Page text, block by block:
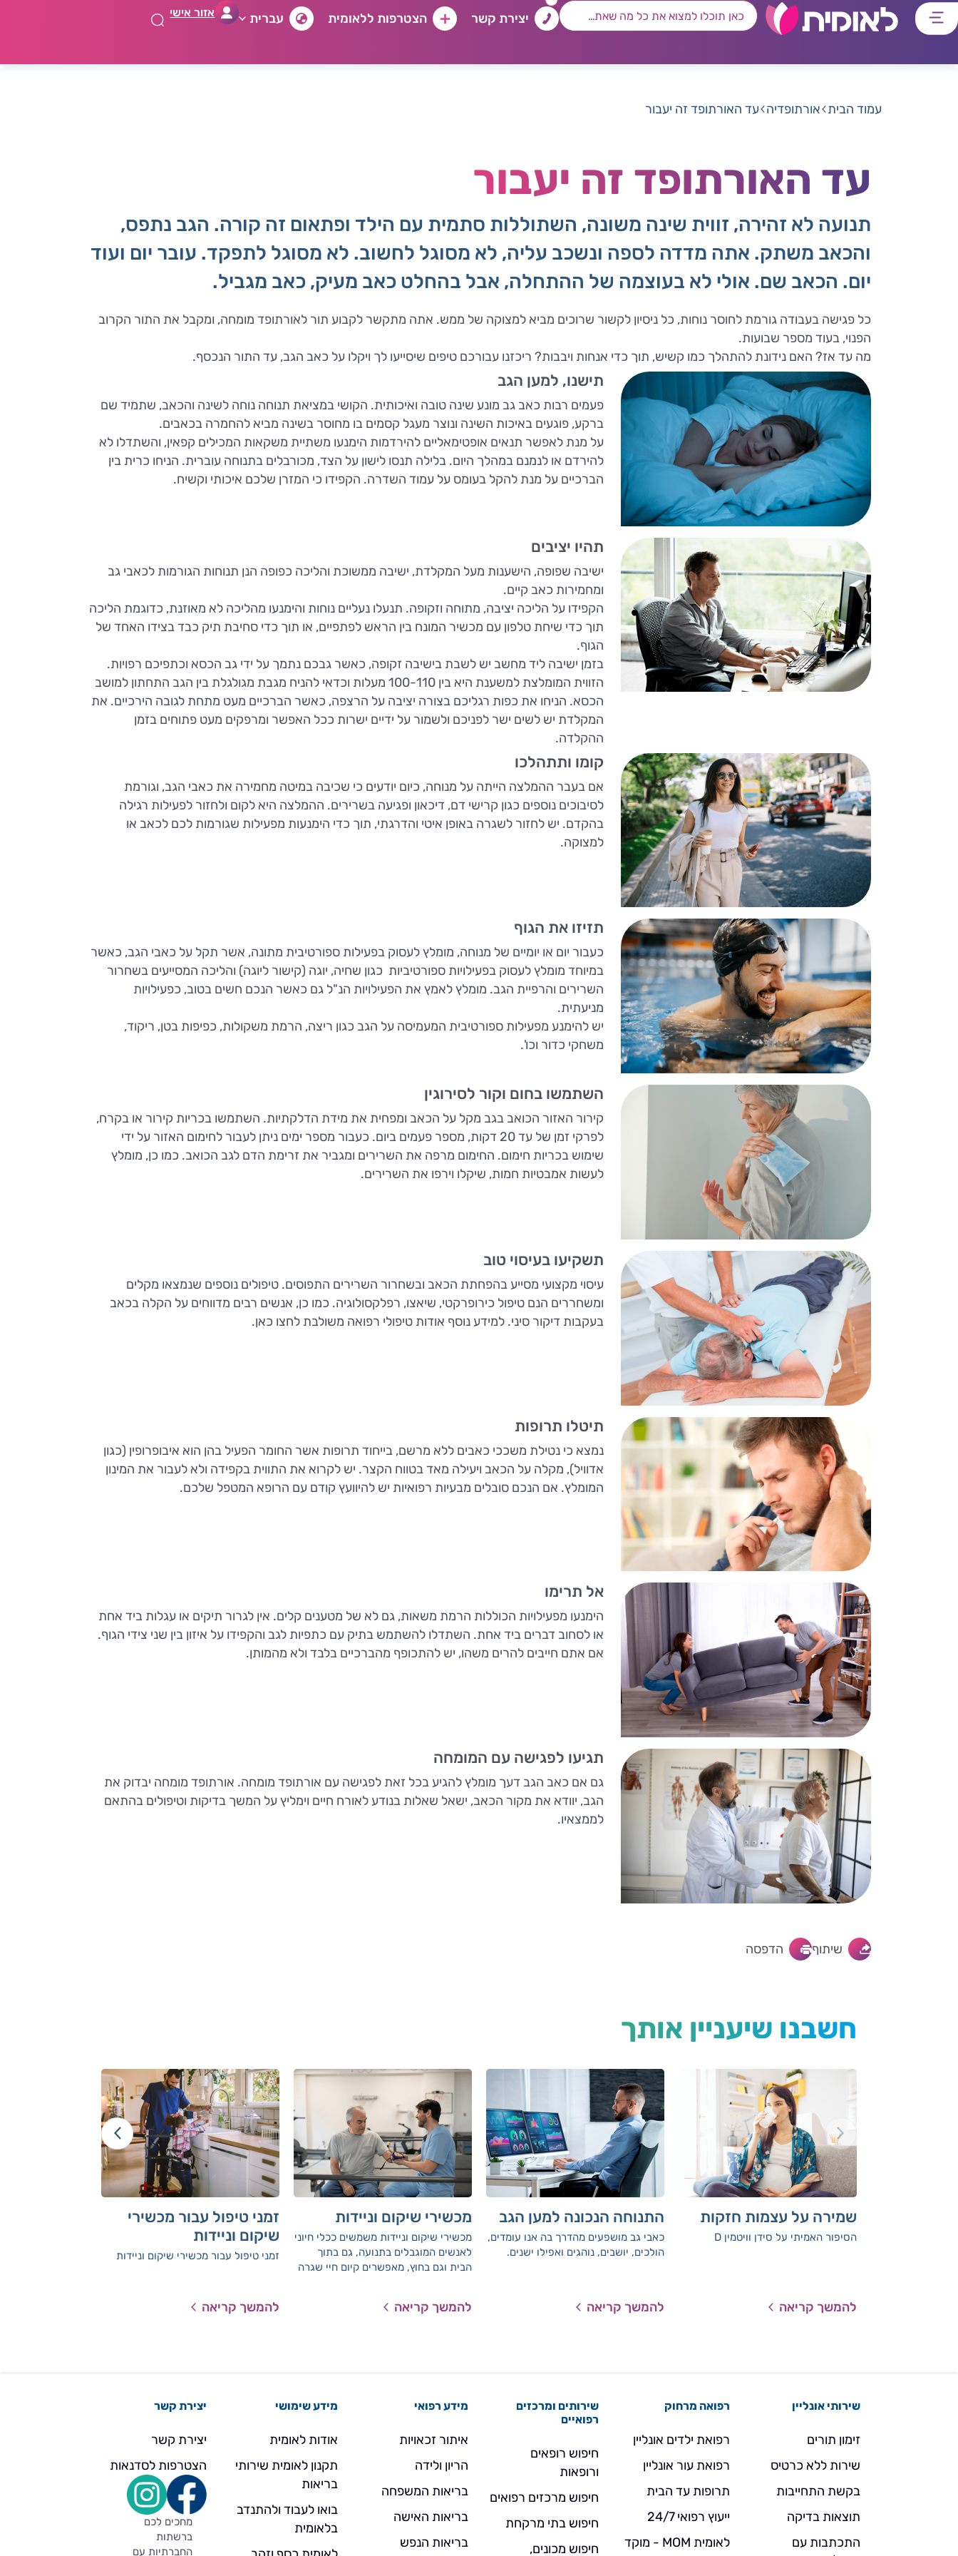
דלג
דלג
דלג
דלג
יצירת קשר הצטרפות ללאומית עברית אזור אישי
עמוד הבית אורתופדיה עד האורתופד זה יעבור
עד האורתופד זה יעבור
תנועה לא זהירה, זווית שינה משונה, השתוללות סתמית עם הילד ופתאום זה קורה. הגב נתפס,
והכאב משתק. אתה מדדה לספה ונשכב עליה, לא מסוגל לחשוב. לא מסוגל לתפקד. עובר יום ועוד
יום. הכאב שם. אולי לא בעוצמה של ההתחלה, אבל בהחלט כאב מעיק, כאב מגביל.
כל פגישה בעבודה גורמת לחוסר נוחות, כל ניסיון לקשור שרוכים מביא למצוקה של ממש. אתה מתקשר לקבוע תור לאורתופד מומחה, ומקבל את התור הקרוב
הפנוי, בעוד מספר שבועות.
מה עד אז? האם נידונת להתהלך כמו קשיש, תוך כדי אנחות ויבבות? ריכזנו עבורכם טיפים שיסייעו לך ויקלו על כאב הגב, עד התור הנכסף.
תישנו, למען הגב
פעמים רבות כאב גב מונע שינה טובה ואיכותית. הקושי במציאת תנוחה נוחה לשינה והכאב, שתמיד שם
ברקע, פוגעים באיכות השינה ונוצר מעגל קסמים בו מחוסר בשינה מביא להחמרה בכאבים.
על מנת לאפשר תנאים אופטימאליים להירדמות הימנעו משתיית משקאות המכילים קפאין, והשתדלו לא
להירדם או לנמנם במהלך היום. בלילה תנסו לישון על הצד, מכורבלים בתנוחה עוברית. הניחו כרית בין
הברכיים על מנת להקל בעומס על עמוד השדרה. הקפידו כי המזרן שלכם איכותי וקשיח.
תהיו יציבים
ישיבה שפופה, הישענות מעל המקלדת, ישיבה ממשוכת והליכה כפופה הנן תנוחות הגורמות לכאבי גב
ומחמירות כאב קיים.
הקפידו על הליכה יציבה, מתוחה וזקופה. תנעלו נעליים נוחות והימנעו מהליכה לא מאוזנת, כדוגמת הליכה
תוך כדי שיחת טלפון עם מכשיר המונח בין הראש לפתפיים, או תוך כדי סחיבת תיק כבד בצידו האחד של
הגוף.
בזמן ישיבה ליד מחשב יש לשבת בישיבה זקופה, כאשר גבכם נתמך על ידי גב הכסא וכתפיכם רפויות.
הזווית המומלצת למשענת היא בין 100-110 מעלות וכדאי להניח מגבת מגולגלת בין הגב התחתון למושב
הכסא. הניחו את כפות רגליכם בצורה יציבה על הרצפה, כאשר הברכיים מעט מתחת לגובה הירכיים. את
המקלדת יש לשים ישר לפניכם ולשמור על ידיים ישרות ככל האפשר ומרפקים מעט פתוחים בזמן
ההקלדה.
קומו ותתהלכו
אם בעבר ההמלצה הייתה על מנוחה, כיום יודעים כי שכיבה במיטה מחמירה את כאבי הגב, וגורמת
לסיבוכים נוספים כגון קרישי דם, דיכאון ופגיעה בשרירים. ההמלצה היא לקום ולחזור לפעילות רגילה
בהקדם. יש לחזור לשגרה באופן איטי והדרגתי, תוך כדי הימנעות מפעילות שגורמות לכם לכאב או
למצוקה.
תזיזו את הגוף
כעבור יום או יומיים של מנוחה, מומלץ לעסוק בפעילות ספורטיבית מתונה, אשר תקל על כאבי הגב, כאשר
במיוחד מומלץ לעסוק בפעילויות ספורטיביות כגון שחיה, יוגה (קישור ליוגה) והליכה המסייעים בשחרור
השרירים והרפיית הגב. מומלץ לאמץ את הפעילויות הנ"ל גם כאשר הנכם חשים בטוב, כפעילויות
מניעתית.
יש להימנע מפעילות ספורטיבית המעמיסה על הגב כגון ריצה, הרמת משקולות, כפיפות בטן, ריקוד,
משחקי כדור וכו'.
השתמשו בחום וקור לסירוגין
קירור האזור הכואב בגב מקל על הכאב ומפחית את מידת הדלקתיות. השתמשו בכריות קירור או בקרח,
לפרקי זמן של עד 20 דקות, מספר פעמים ביום. כעבור מספר ימים ניתן לעבור לחימום האזור על ידי
שימוש בכריות חימום. החימום מרפה את השרירים ומגביר את זרימת הדם לגב הכואב. כמו כן, מומלץ
לעשות אמבטיות חמות, שיקלו וירפו את השרירים.
תשקיעו בעיסוי טוב
עיסוי מקצועי מסייע בהפחתת הכאב ובשחרור השרירים התפוסים. טיפולים נוספים שנמצאו מקלים
ומשחררים הנם טיפול כירופרקטי, שיאצו, רפלקסולוגיה. כמו כן, אנשים רבים מדווחים על הקלה בכאב
בעקבות דיקור סיני. למידע נוסף אודות טיפולי רפואה משולבת לחצו כאן.
תיטלו תרופות
נמצא כי נטילת משככי כאבים ללא מרשם, בייחוד תרופות אשר החומר הפעיל בהן הוא איבופרופין (כגון
אדוויל), מקלה על הכאב ויעילה מאד בטווח הקצר. יש לקרוא את התווית בקפידה ולא לעבור את המינון
המומלץ. אם הנכם סובלים מבעיות רפואיות יש להיוועץ קודם עם הרופא המטפל שלכם.
אל תרימו
הימנעו מפעילויות הכוללות הרמת משאות, גם לא של מטענים קלים. אין לגרור תיקים או עגלות ביד אחת
או לסחוב דברים ביד אחת. השתדלו להשתמש בתיק עם כתפיות לגב והקפידו על איזון בין שני צידי הגוף.
אם אתם חייבים להרים משהו, יש להתכופף מהברכיים בלבד ולא מהמותן.
תגיעו לפגישה עם המומחה
גם אם כאב הגב דעך מומלץ להגיע בכל זאת לפגישה עם אורתופד מומחה. אורתופד מומחה יבדוק את
הגב, יוודא את מקור הכאב, ישאל שאלות בנודע לאורח חיים וימליץ על המשך בדיקות וטיפולים בהתאם
לממצאיו.
שיתוף הדפסה
חשבנו שיעניין אותך
שמירה על עצמות חזקות
הסיפור האמיתי על סידן וויטמין D
להמשך קריאה
התנוחה הנכונה למען הגב
כאבי גב מושפעים מהדרך בה אנו עומדים,
הולכים, יושבים, נוהגים ואפילו ישנים.
להמשך קריאה
מכשירי שיקום וניידות
מכשירי שיקום וניידות משמשים ככלי חיוני
לאנשים המוגבלים בתנועה, גם בתוך
הבית וגם בחוץ, מאפשרים קיום חיי שגרה
השתלבותם בחברה.
להמשך קריאה
זמני טיפול עבור מכשירי
שיקום וניידות
זמני טיפול עבור מכשירי שיקום וניידות
להמשך קריאה
שירותי אונליין
זימון תורים
שירות ללא כרטיס
בקשת התחייבות
תוצאות בדיקה
התכתבות עם
רפואה מרחוק
רפואת ילדים אונליין
רפואת עור אונליין
תרופות עד הבית
ייעוץ רפואי 24/7
לאומית MOM - מוקד
שירותים ומרכזים
רפואיים
חיפוש רופאים
ורופאות
חיפוש מרכזים רפואים
חיפוש בתי מרקחת
חיפוש מכונים,
מידע רפואי
איתור זכאויות
הריון ולידה
בריאות המשפחה
בריאות האישה
בריאות הנפש
מידע שימושי
אודות לאומית
תקנון לאומית שירותי
בריאות
בואו לעבוד ולהתנדב
בלאומית
יצירת קשר
יצירת קשר
הצטרפות לסדנאות
מחכים לכם
ברשתות
החברתיות עם